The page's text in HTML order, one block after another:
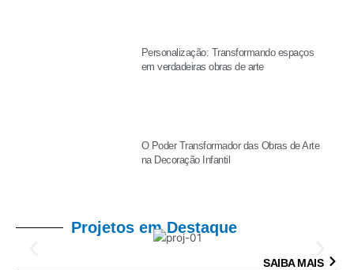
Personalização: Transformando espaços
em verdadeiras obras de arte
O Poder Transformador das Obras de Arte
na Decoração Infantil
Projetos em Destaque
SAIBA MAIS